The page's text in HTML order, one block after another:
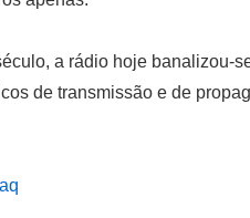
a rádio hoje banalizou-
de transmissão e de